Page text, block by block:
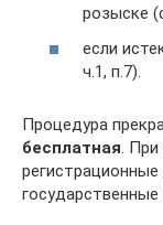
розыске
если
ч.1, п.7).
Процедура
бесплатная. При